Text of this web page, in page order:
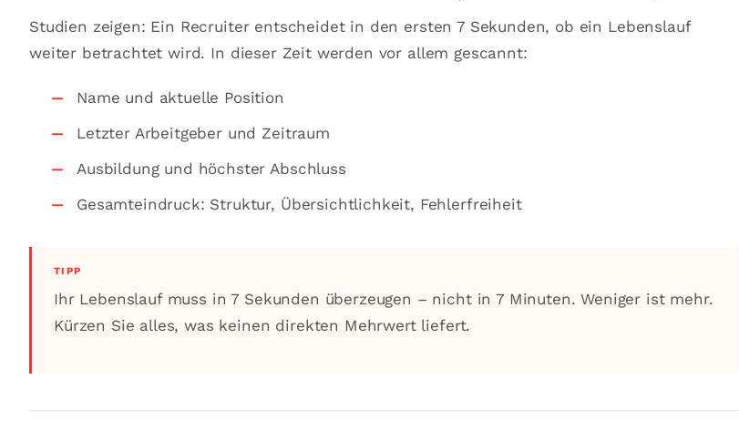
Studien zeigen: Ein Recruiter entscheidet in den ersten 7 Sekunden, ob ein Lebenslauf
weiter betrachtet wird. In dieser Zeit werden vor allem gescannt:
Name und aktuelle Position
Letzter Arbeitgeber und Zeitraum
Ausbildung und höchster Abschluss
Gesamteindruck: Struktur, Übersichtlichkeit, Fehlerfreiheit
Ihr Lebenslauf muss in 7 Sekunden überzeugen – nicht in 7 Minuten. Weniger ist mehr.
Kürzen Sie alles, was keinen direkten Mehrwert liefert.